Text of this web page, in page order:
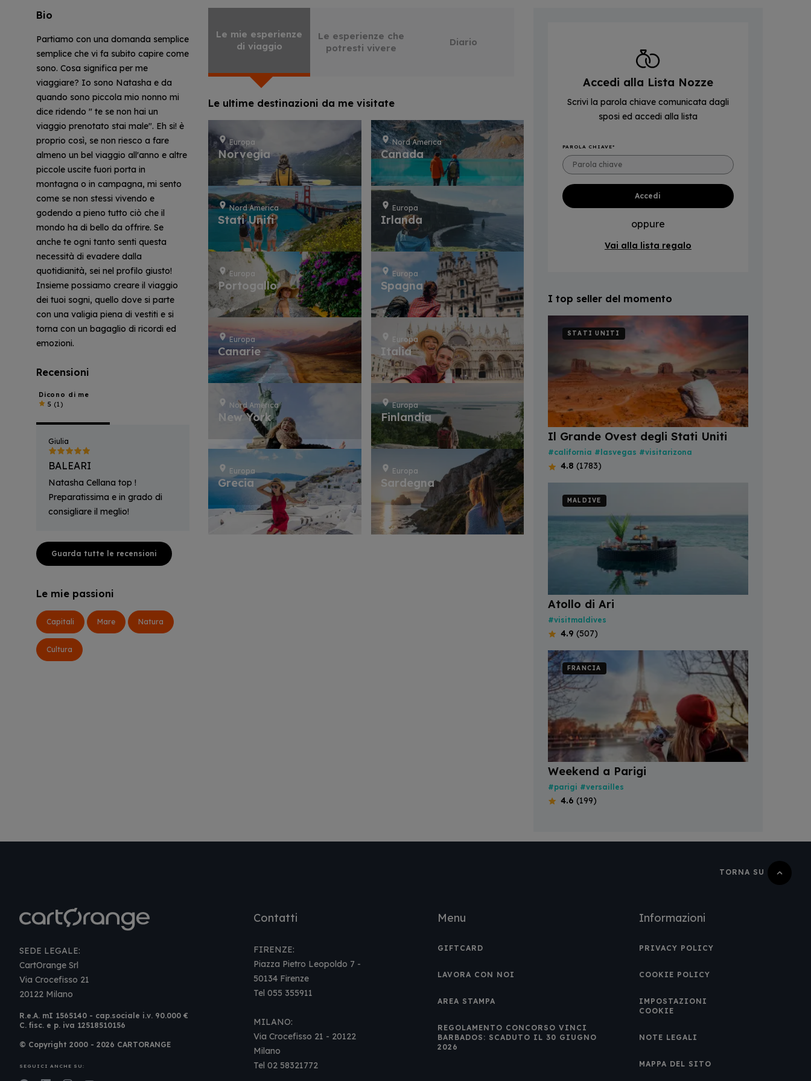
Bio
Partiamo con una domanda semplice
semplice che vi fa subito capire come
sono. Cosa significa per me
viaggiare? Io sono Natasha e da
quando sono piccola mio nonno mi
dice ridendo " te se non hai un
viaggio prenotato stai male". Eh si! è
proprio così, se non riesco a fare
almeno un bel viaggio all'anno e altre
piccole uscite fuori porta in
montagna o in campagna, mi sento
come se non stessi vivendo e
godendo a pieno tutto ciò che il
mondo ha di bello da offrire. Se
anche te ogni tanto senti questa
necessità di evadere dalla
quotidianità, sei nel profilo giusto!
Insieme possiamo creare il viaggio
dei tuoi sogni, quello dove si parte
con una valigia piena di vestiti e si
torna con un bagaglio di ricordi ed
emozioni.
Recensioni
Dicono di me
5 (1)
Giulia
BALEARI
Natasha Cellana top !
Preparatissima e in grado di
consigliare il meglio!
Guarda tutte le recensioni
Le mie passioni
Capitali Mare Natura
Cultura
Le mie esperienze
di viaggio
Le esperienze che
potresti vivere
Diario
Le ultime destinazioni da me visitate
Europa
Norvegia
Nord America
Canada
Nord America
Stati Uniti
Europa
Irlanda
Europa
Portogallo
Europa
Spagna
Europa
Canarie
Europa
Italia
Nord America
New York
Europa
Finlandia
Europa
Grecia
Europa
Sardegna
Accedi alla Lista Nozze
Scrivi la parola chiave comunicata dagli
sposi ed accedi alla lista
PAROLA CHIAVE
oppure
Vai alla lista regalo
I top seller del momento
STATI UNITI
Il Grande Ovest degli Stati Uniti
#california #lasvegas #visitarizona
4.8 (1783)
MALDIVE
Atollo di Ari
#visitmaldives
4.9 (507)
FRANCIA
Weekend a Parigi
#parigi #versailles
4.6 (199)
TORNA SU
Menu
GIFTCARD
LAVORA CON NOI
AREA STAMPA
REGOLAMENTO CONCORSO VINCI
BARBADOS: SCADUTO IL 30 GIUGNO
2026
Informazioni
PRIVACY POLICY
COOKIE POLICY
IMPOSTAZIONI
COOKIE
NOTE LEGALI
MAPPA DEL SITO
SEDE LEGALE:
CartOrange Srl
Via Crocefisso 21
20122 Milano
R.e.A. mI 1565140 - cap.sociale i.v. 90.000 €
C. fisc. e p. iva 12518510156
© Copyright 2000 - 2026 CARTORANGE
SEGUICI ANCHE SU:
Contatti
FIRENZE:
Piazza Pietro Leopoldo 7 -
50134 Firenze
Tel 055 355911
MILANO:
Via Crocefisso 21 - 20122
Milano
Tel 02 58321772